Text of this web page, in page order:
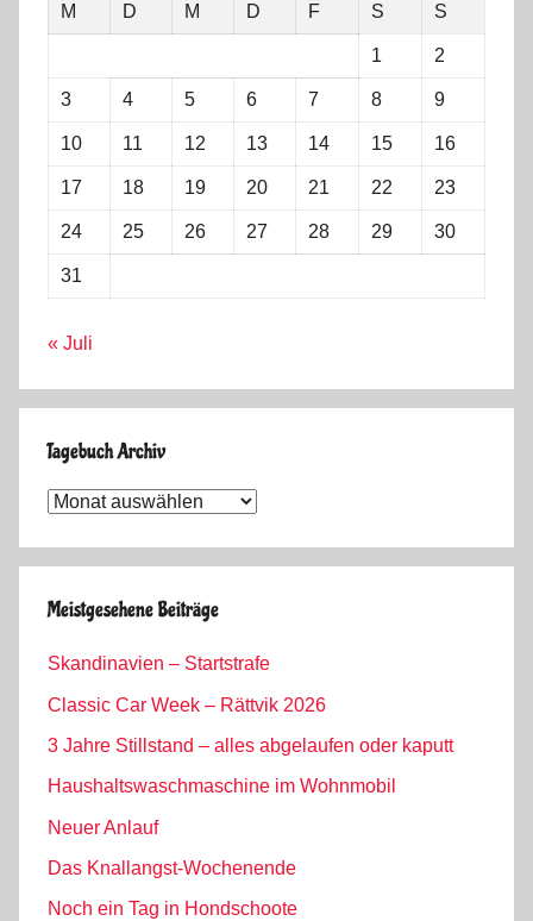
M
D M D F S S
1 2
3 4 5 6 7 8 9
10 11 12 13 14 15 16
17 18 19 20 21 22 23
24 25 26 27 28 29 30
31
« Juli
Tagebuch Archiv
Tagebuch
Meistgesehene Beiträge
Skandinavien – Startstrafe
Classic Car Week – Rättvik 2026
3 Jahre Stillstand – alles abgelaufen oder kaputt
Haushaltswaschmaschine im Wohnmobil
Neuer Anlauf
Das Knallangst-Wochenende
Noch ein Tag in Hondschoote